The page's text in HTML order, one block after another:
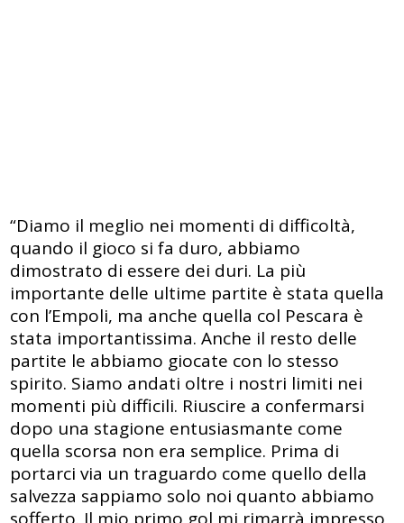
“Diamo il meglio nei momenti di difficoltà,
quando il gioco si fa duro, abbiamo
dimostrato di essere dei duri. La più
importante delle ultime partite è stata quella
con l’Empoli, ma anche quella col Pescara è
stata importantissima. Anche il resto delle
partite le abbiamo giocate con lo stesso
spirito. Siamo andati oltre i nostri limiti nei
momenti più difficili. Riuscire a confermarsi
dopo una stagione entusiasmante come
quella scorsa non era semplice. Prima di
portarci via un traguardo come quello della
salvezza sappiamo solo noi quanto abbiamo